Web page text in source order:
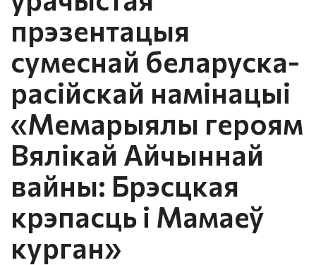
прэзентацыя
сумеснай беларуска-
расійскай намінацыі
«Мемарыялы героям
Вялікай Айчыннай
вайны: Брэсцкая
крэпасць і Мамаеў
курган»